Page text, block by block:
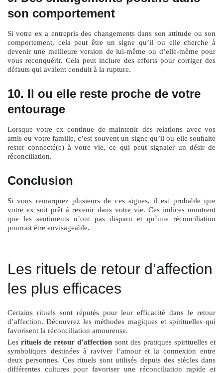
son comportement
Si votre ex a entrepris des changements dans son attitude ou son
comportement, cela peut être un signe qu’il ou elle cherche à
devenir une meilleure version de lui-même ou d’elle-même pour
vous reconquérir. Cela peut inclure des efforts pour corriger des
défauts qui avaient conduit à la rupture.
10. Il ou elle reste proche de votre
entourage
Lorsque votre ex continue de maintenir des relations avec vos
amis ou votre famille, c’est souvent un signe qu’il ou elle souhaite
rester connecté(e) à votre vie, ce qui peut signaler un désir de
réconciliation.
Conclusion
Si vous remarquez plusieurs de ces signes, il est probable que
votre ex soit prêt à revenir dans votre vie. Ces indices montrent
que les sentiments n’ont pas disparu et qu’une réconciliation
pourrait être envisageable.
Les rituels de retour d’affection
les plus efficaces
Certains rituels sont réputés pour leur efficacité dans le retour
d’affection. Découvrez les méthodes magiques et spirituelles qui
favorisent la réconciliation amoureuse.
Lesrituels de retour d’affection sont des pratiques spirituelles et
symboliques destinées à raviver l’amour et la connexion entre
deux personnes. Ces rituels sont utilisés depuis des siècles dans
différentes cultures pour favoriser une réconciliation rapide et